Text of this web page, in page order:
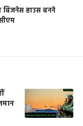
बिजनेस हाउस बनने